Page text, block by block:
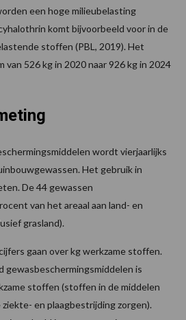
een hoge milieubelasting
komt bijvoorbeeld voor in de
stoffen (PBL, 2019). Het
van 526 kg in 2020 naar 926 kg in 2024
wordt vierjaarlijks
Het gebruik in
De 44 gewassen
van het areaal aan land- en
grasland).
gaan over kg werkzame stoffen.
gewasbeschermingsmiddelen is
stoffen (stoffen in de middelen
en plaagbestrijding zorgen).